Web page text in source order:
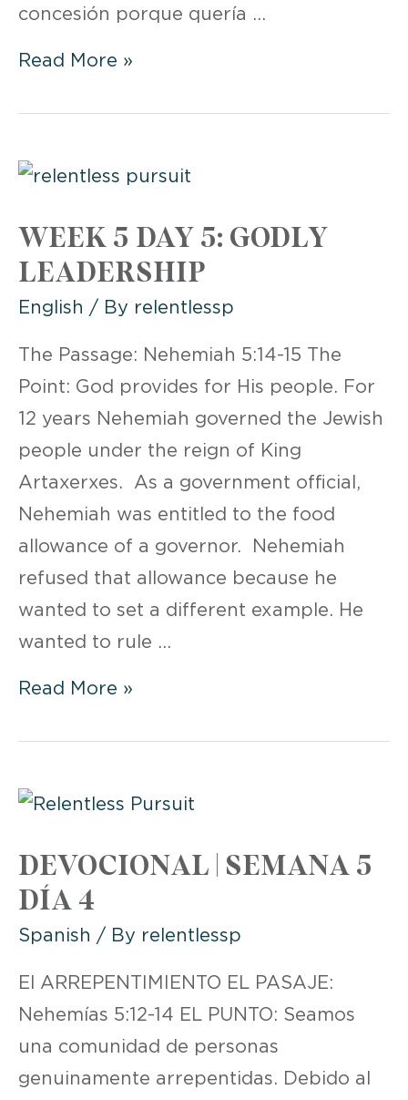
concesión porque quería …
DEVOCIONAL
DÍA
Read More »
WEEK 5 DAY 5: GODLY
LEADERSHIP
English / By relentlessp
The Passage: Nehemiah 5:14-15 The
Point: God provides for His people. For
12 years Nehemiah governed the Jewish
people under the reign of King
Artaxerxes. As a government official,
Nehemiah was entitled to the food
allowance of a governor. Nehemiah
refused that allowance because he
wanted to set a different example. He
wanted to rule …
WEEK
GODLY
Read More »
DEVOCIONAL | SEMANA 5
DÍA 4
Spanish / By relentlessp
El ARREPENTIMIENTO EL PASAJE:
Nehemías 5:12-14 EL PUNTO: Seamos
una comunidad de personas
genuinamente arrepentidas. Debido al